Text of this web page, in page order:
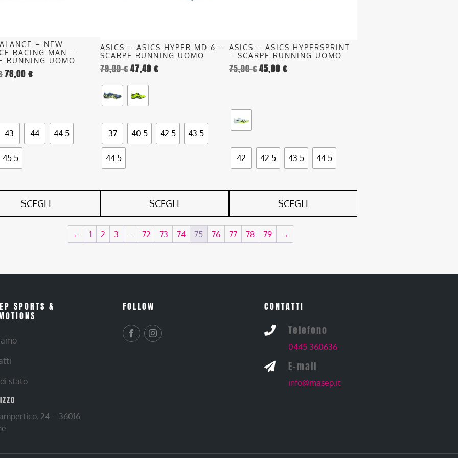
– NEW
RACING MAN –
RUNNING UOMO
78,00€
43 44 44.5
45.5
SCEGLI
ASICS – ASICS HYPER MD 6 –
SCARPE RUNNING UOMO
79,00€47,40€
37 40.5 42.5 43.5
44.5
SCEGLI
pagina
del
prodotto
ASICS – ASICS HYPERSPRINT
– SCARPE RUNNING UOMO
75,00€45,00 €
42 42.5 43.5 44.5
SCEGLI
pagina
del
prodotto
← 1 2 3 … 72 73 74 75 76 77 78 79 →
SPORTS &
stato
24 – 36016
FOLLOW CONTATTI
 Telefono
0445 360636
 E-mail
info@masep.it